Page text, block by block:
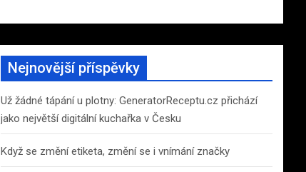
Nejnovější příspěvky
Už žádné tápání u plotny: GeneratorReceptu.cz přichází
jako největší digitální kuchařka v Česku
Když se změní etiketa, změní se i vnímání značky